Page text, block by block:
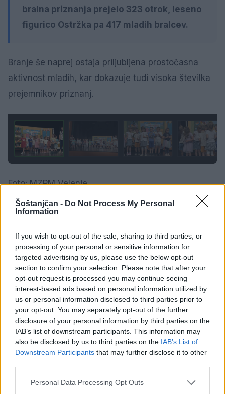
Šoštanjčan - Do Not Process My Personal
Information
If you wish to opt-out of the sale, sharing to third parties, or
processing of your personal or sensitive information for
targeted advertising by us, please use the below opt-out
section to confirm your selection. Please note that after your
opt-out request is processed you may continue seeing
interest-based ads based on personal information utilized by
us or personal information disclosed to third parties prior to
your opt-out. You may separately opt-out of the further
disclosure of your personal information by third parties on the
IAB’s list of downstream participants. This information may
also be disclosed by us to third parties on the IAB’s List of
Downstream Participants that may further disclose it to other
Personal Data Processing Opt Outs
bralna priznanja prejelo 323 otrok, leseno
figurico Ostržka pa 417 mladih bralcev.
Branje še naprej ostaja priljubljena prostočasna
aktivnost mladih, kar dokazuje tudi visoka številka
prejemnikov priznanj.
Foto: MZPM Velenje
DRUŽBA
KLJUČNE BESEDE bralna značka
mzpm velenje
šoštanj
vrtev šoštanj
SORODNE NOVICE
Brezposelnost sezonsko nekoliko